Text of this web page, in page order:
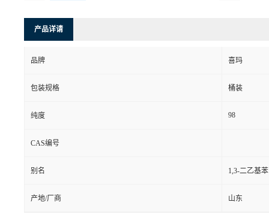
产品详请
品牌 喜玛
包装规格 桶装
纯度 98
CAS编号
别名 1,3-二乙基
产地/厂商 山东